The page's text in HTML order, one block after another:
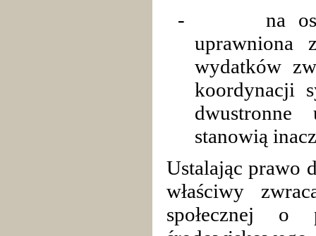
-
na
uprawniona
wydatków
koordynacji
dwustronne
stanowią
Ustalając prawo
właściwy
społecznej o